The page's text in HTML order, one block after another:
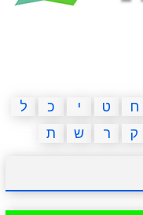
גו מצא הבדלים
חדשות
ח ט י כ
ל
ק ר ש ת